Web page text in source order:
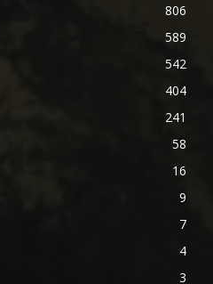
806
589
542
404
241
58
16
9
7
4
3